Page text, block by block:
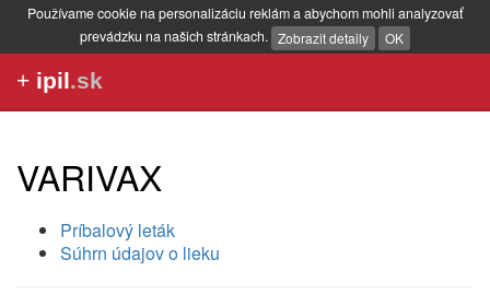
Používame cookie na personalizáciu reklám a abychom mohli analyzovať
prevádzku na našich stránkach. Zobrazit detaily OK
+ ipil.sk
VARIVAX
Príbalový leták
Súhrn údajov o lieku